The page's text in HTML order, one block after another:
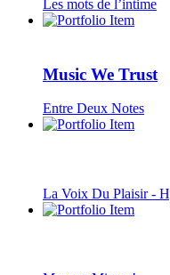
Les mots de l’intime
Music We Trust
Entre Deux Notes
La Voix Du Plaisir -